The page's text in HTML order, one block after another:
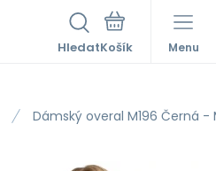
Hledat Menu
Dámský overal M196 Černá -